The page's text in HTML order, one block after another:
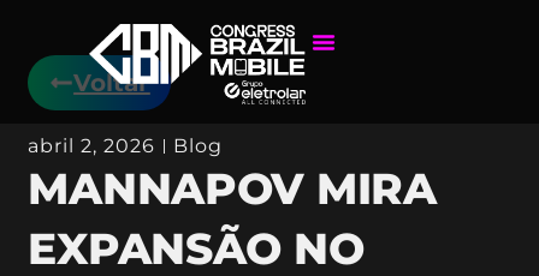
Voltar
abril 2, 2026 Blog
MANNAPOV MIRA
EXPANSÃO NO